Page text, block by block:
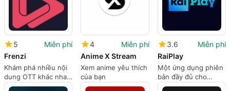
5
Miễn phí
Frenzi
Khám phá nhiều nội
dung OTT khác nhau
trên một nền tảng
4
Miễn phí
Anime X Stream
Xem anime yêu thích
của bạn
3.6
Miễn phí
RaiPlay
Một ứng dụng phiên
bản đầy đủ cho
Android, do RAI phát